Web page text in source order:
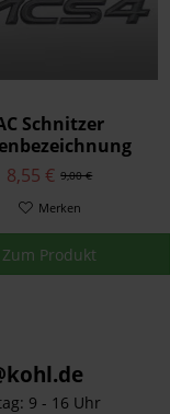
Schnitzer
Folie ACS4 für
BMW
9,00 €
8,55 €
Merken
Zum Produkt
9 - 16 Uhr